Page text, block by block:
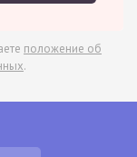
положение об
.